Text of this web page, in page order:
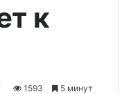
к
1593 5 минут